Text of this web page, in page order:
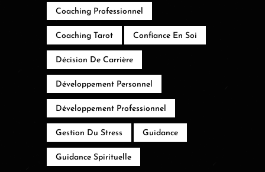
Coaching Professionnel
Coaching Tarot Confiance En Soi
Décision De Carrière
Développement Personnel
Développement Professionnel
Gestion Du Stress Guidance
Guidance Spirituelle